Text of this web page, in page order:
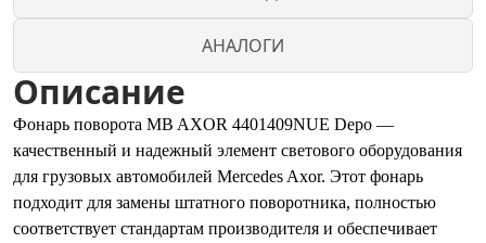
АНАЛОГИ
Описание
Фонарь поворота MB AXOR 4401409NUE Depo —
качественный и надежный элемент светового оборудования
для грузовых автомобилей Mercedes Axor. Этот фонарь
подходит для замены штатного поворотника, полностью
соответствует стандартам производителя и обеспечивает